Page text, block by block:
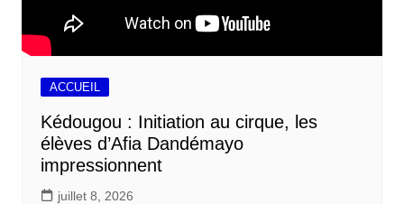
ACCUEIL
Kédougou : Initiation au cirque, les
élèves d’Afia Dandémayo
impressionnent
juillet 8, 2026